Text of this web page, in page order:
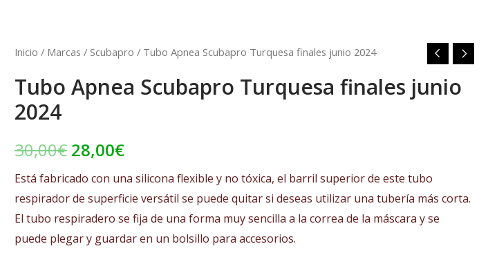
Inicio / Marcas / Scubapro / Tubo Apnea Scubapro Turquesa finales junio 2024
Tubo Apnea Scubapro Turquesa finales junio
2024
30,00€
El
precio
era:
30,00€.
28,00€
El
precio
es:
28,00€.
Está fabricado con una silicona flexible y no tóxica, el barril superior de este tubo
respirador de superficie versátil se puede quitar si deseas utilizar una tubería más corta.
El tubo respiradero se fija de una forma muy sencilla a la correa de la máscara y se
puede plegar y guardar en un bolsillo para accesorios.
Tubo
Scubapro
Turquesa
junio
2024
cantidad